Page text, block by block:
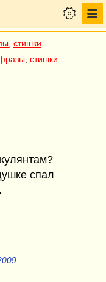
стишки
стишки
спал